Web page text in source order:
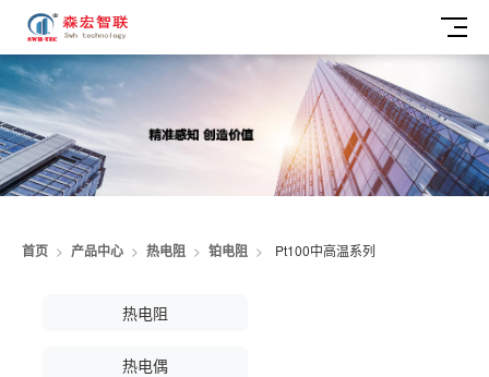
首页 > 产品中心 > 热电阻 > 铂电阻 > Pt100中高温系列
热电阻
PT200 PT500
热电偶